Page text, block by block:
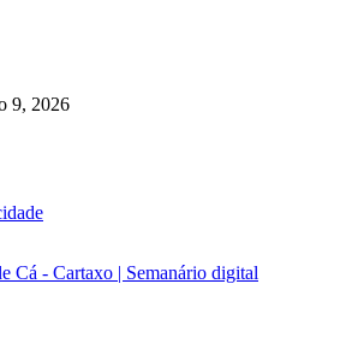
9, 2026
Cá - Cartaxo | Semanário digital